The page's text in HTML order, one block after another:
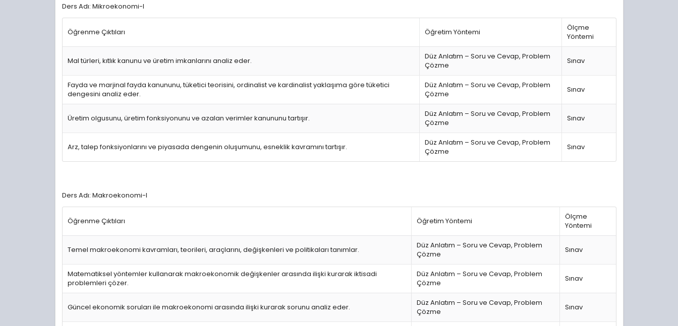
Ders Adı: Mikroekonomi-I
Öğrenme Çıktıları Öğretim Yöntemi
Ölçme
Yöntemi
Mal türleri, kıtlık kanunu ve üretim imkanlarını analiz eder.
Düz Anlatım – Soru ve Cevap, Problem
Çözme
Sınav
Fayda ve marjinal fayda kanununu, tüketici teorisini, ordinalist ve kardinalist yaklaşıma göre tüketici
dengesini analiz eder.
Düz Anlatım – Soru ve Cevap, Problem
Çözme
Sınav
Üretim olgusunu, üretim fonksiyonunu ve azalan verimler kanununu tartışır.
Düz Anlatım – Soru ve Cevap, Problem
Çözme
Sınav
Arz, talep fonksiyonlarını ve piyasada dengenin oluşumunu, esneklik kavramını tartışır.
Düz Anlatım – Soru ve Cevap, Problem
Çözme
Sınav
Ders Adı: Makroekonomi-I
Öğrenme Çıktıları Öğretim Yöntemi
Ölçme
Yöntemi
Temel makroekonomi kavramları, teorileri, araçlarını, değişkenleri ve politikaları tanımlar.
Düz Anlatım – Soru ve Cevap, Problem
Çözme
Sınav
Matematiksel yöntemler kullanarak makroekonomik değişkenler arasında ilişki kurarak iktisadi
problemleri çözer.
Düz Anlatım – Soru ve Cevap, Problem
Çözme
Sınav
Güncel ekonomik soruları ile makroekonomi arasında ilişki kurarak sorunu analiz eder.
Düz Anlatım – Soru ve Cevap, Problem
Çözme
Sınav